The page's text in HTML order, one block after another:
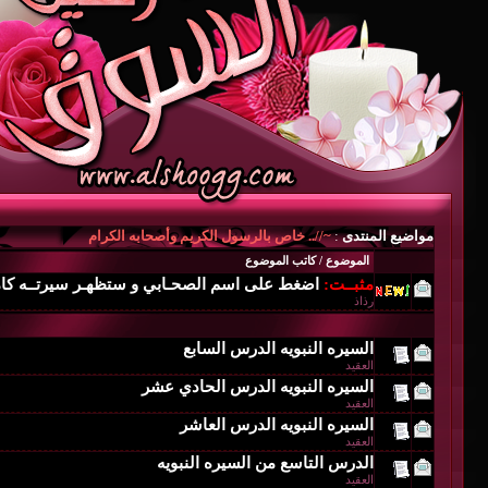
مواضيع المنتدى:~//.. خاص بالرسول الكريم وأصحابه الكرام
الموضوع /كاتب الموضوع
مثبــت: اضغط على اسم الصحـابي و ستظهـر سيرتــه
رذاذ
السيره النبويه الدرس السابع
العقيد
السيره النبويه الدرس الحادي عشر
العقيد
السيره النبويه الدرس العاشر
العقيد
الدرس التاسع من السيره النبويه
العقيد